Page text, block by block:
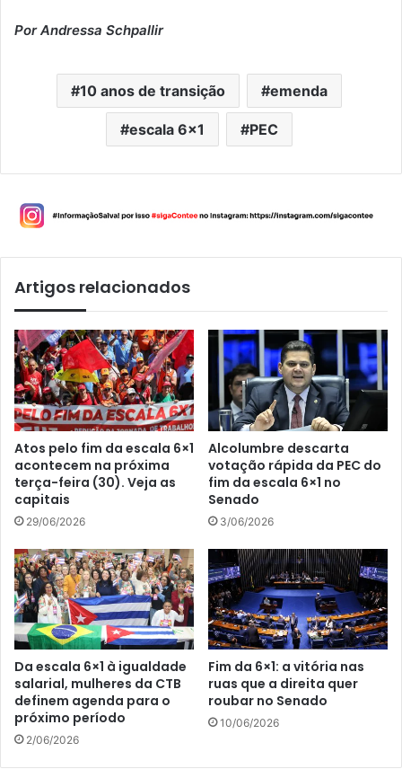
Por Andressa Schpallir
10 anos de transição emenda
escala 6x1 PEC
Artigos relacionados
Atos pelo fim da escala 6×1
acontecem na próxima
terça-feira (30). Veja as
capitais
29/06/2026
Alcolumbre descarta
votação rápida da PEC do
fim da escala 6×1 no
Senado
3/06/2026
Da escala 6×1 à igualdade
salarial, mulheres da CTB
definem agenda para o
próximo período
2/06/2026
Fim da 6×1: a vitória nas
ruas que a direita quer
roubar no Senado
10/06/2026